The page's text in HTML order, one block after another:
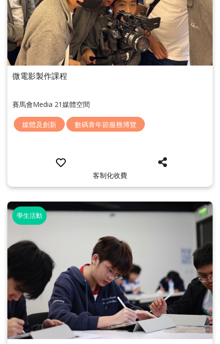
微電影製作課程
賽馬會Media 21媒體空間
媒體及創新 數碼青年節服務博覽
客制化收費
學生活動